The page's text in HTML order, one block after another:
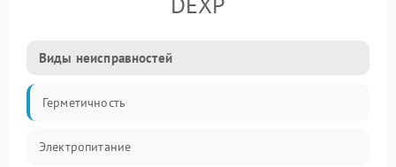
Виды неисправностей
Герметичность
Электропитание